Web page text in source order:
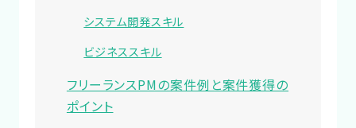
システム開発スキル
ビジネススキル
フリーランスPMの案件例と案件獲得の
ポイント